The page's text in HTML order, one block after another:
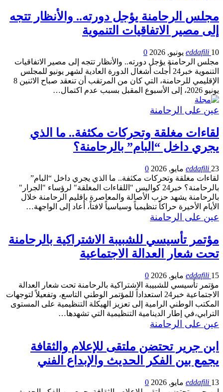
مجلس الرحامنة يؤجل دورته.. والأنظار تتجه
إلى مصير الاتفاقيات التنموية
eddafili 10 يونيو, 2026
0
مجلس الرحامنة يؤجل دورته.. والأنظار تتجه إلى مصير الاتفاقيات
التنموية خبر24 أُجلت أشغال الدورة العادية لشهر يونيو للمجلس
الإقليمي للرحامنة، التي كان من المرتقب أن تنعقد صباح الاثنين 8
يونيو 2026، إلى الأسبوع المقبل بسبب عدم اكتمال…
عين على الرحامنة
لقاءات مغلقة وتحركات مكثفة.. ما الذي
يجري داخل “البام” بالرحامنة؟
eddafili 23 مايو, 2026
0
لقاءات مغلقة وتحركات مكثفة.. ما الذي يجري داخل “البام”
بالرحامنة؟ خبر24 كواليس "اللقاءات المغلقة" لرؤساء "الجرار"
بالرحامنة يشهد حزب الأصالة والمعاصرة بإقليم الرحامنة خلال
الأيام الأخيرة حراكاً تنظيمياً وسياسياً لافتاً، أعاد إلى الواجهة…
عين على الرحامنة
مؤتمر تأسيسي للشبيبة الاشتراكية بالرحامنة
تحت شعار العدالة الاجتماعية
eddafili 15 مايو, 2026
0
مؤتمر تأسيسي للشبيبة الاشتراكية بالرحامنة تحت شعار العدالة
الاجتماعية خبر24 استعداداً للمؤتمر الوطني التاسع، وتفعيلاً لتوجهات
المكتب الوطني الرامية إلى تعزيز الهيكلة التنظيمية على المستوى
الترابي،في إطار الدينامية التنظيمية التي تشهدها…
عين على الرحامنة
ابن جرير تحتضن ملتقى للإعلام والثقافة
يجمع بين الفكر الحديث والإبداع الفني
eddafili 13 مايو, 2026
0